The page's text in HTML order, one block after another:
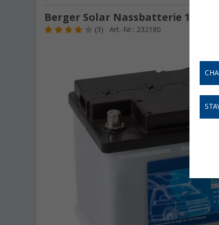
Berger Solar Nassbatterie 12V /
(3) Art.-Nr.: 232180